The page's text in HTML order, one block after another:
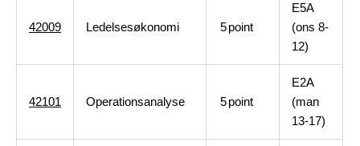
42009 Ledelsesøkonomi 5point
E5A
(ons 8-
12)
42101 Operationsanalyse 5point
E2A
(man
13-17)